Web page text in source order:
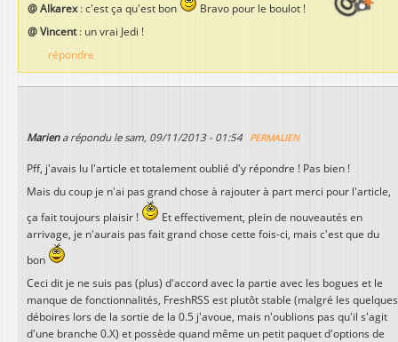
@ Alkarex: c'est ça qu'est bon
Bravo pour le boulot !
@ Vincent: un vrai Jedi !
répondre
Mariena répondu lesam, 09/11/2013 - 01:54 PERMALIEN
Pff, j'avais lu l'article et totalement oublié d'y répondre ! Pas bien !
Mais du coup je n'ai pas grand chose à rajouter à part merci pour l'article,
ça fait toujours plaisir !
Et effectivement, plein de nouveautés en
arrivage, je n'aurais pas fait grand chose cette fois-ci, mais c'est que du
bon
Ceci dit je ne suis pas (plus) d'accord avec la partie avec les bogues et le
manque de fonctionnalités, FreshRSS est plutôt stable (malgré les quelques
déboires lors de la sortie de la 0.5 j'avoue, mais n'oublions pas qu'il s'agit
d'une branche 0.X) et possède quand même un petit paquet d'options de